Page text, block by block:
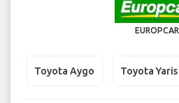
EUROPCAR
Toyota Aygo Toyota Yaris